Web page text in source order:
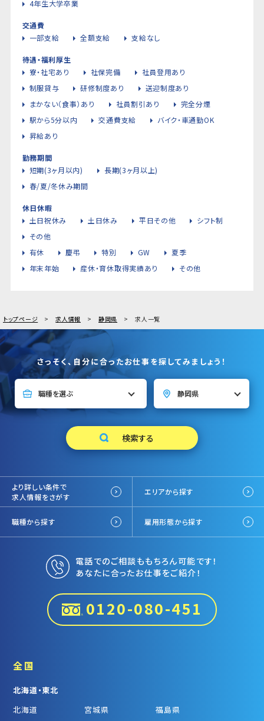
4年生大学卒業
交通費
一部支給
全額支給 支給なし
待遇・福利厚生
寮・社宅あり
社保完備
社員登用あり
制服貸与
研修制度あり
送迎制度あり
まかない（食事）あり
社員割引あり
完全分煙
駅から5分以内
交通費支給
バイク・車通勤OK
昇給あり
勤務期間
短期(3ヶ月以内)
長期(3ヶ月以上)
春/夏/冬休み期間
休日休暇
土日祝休み
土日休み 平日その他
シフト制
その他
有休
慶弔 特別 GW
夏季
年末年始
産休・育休取得実績あり その他
トップページ 求人情報 静岡県 求人一覧
さっそく、自分に合ったお仕事を探してみましょう！
より詳しい条件で
求人情報をさがす
エリアから探す
職種から探す 雇用形態から探す
電話でのご相談ももちろん可能です！
あなたに合ったお仕事をご紹介！
0120-080-451
全国
北海道・東北
北海道
宮城県 福島県